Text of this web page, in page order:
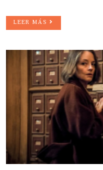
LEER MÁS